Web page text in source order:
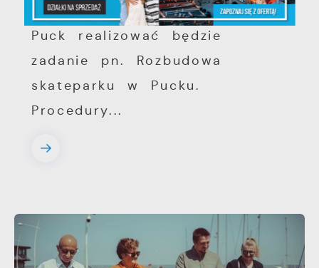
W 2024 roku Gmina Miasta
Puck realizować będzie
zadanie pn. Rozbudowa
skateparku w Pucku.
Procedury...